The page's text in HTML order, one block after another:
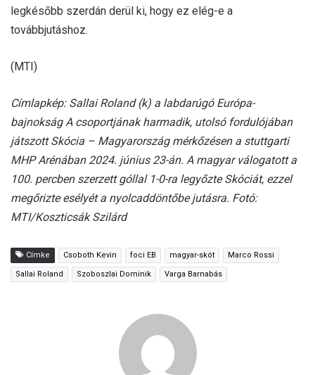
legkésőbb szerdán derül ki, hogy ez elég-e a
továbbjutáshoz.
(MTI)
Címlapkép: Sallai Roland (k) a labdarúgó Európa-
bajnokság A csoportjának harmadik, utolsó fordulójában
játszott Skócia – Magyarország mérkőzésen a stuttgarti
MHP Arénában 2024. június 23-án. A magyar válogatott a
100. percben szerzett góllal 1-0-ra legyőzte Skóciát, ezzel
megőrizte esélyét a nyolcaddöntőbe jutásra. Fotó:
MTI/Koszticsák Szilárd
Címke Csoboth Kevin foci EB magyar-skót Marco Rossi
Sallai Roland Szoboszlai Dominik Varga Barnabás